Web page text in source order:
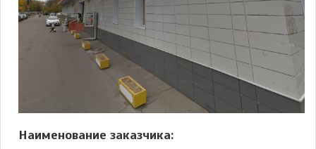
Наименование заказчика: